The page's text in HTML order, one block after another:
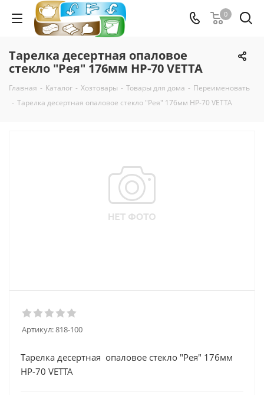
0
Тарелка десертная опаловое
стекло "Рея" 176мм HP-70 VETTA
Главная - Каталог - Хозтовары - Товары для дома - Переименовать
- Тарелка десертная опаловое стекло "Рея" 176мм HP-70 VETTA
Артикул:818-100
Тарелка десертная опаловое стекло "Рея" 176мм
HP-70 VETTA